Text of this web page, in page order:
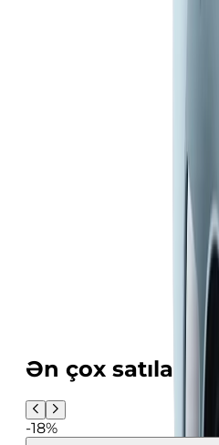
Ən çox satılanlar
-18%